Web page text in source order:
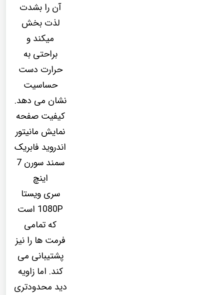
آن را بشدت
لذت بخش
میکند و
براحتی به
حرارت دست
حساسیت
نشان می دهد.
کیفیت صفحه
نمایش مانیتور
اندروید فابریک
سمند سورن 7
اینچ
سری ویستا
1080P است
که تمامی
فرمت ها را نیز
پشتیبانی می
کند. اما زاویه
دید محدودتری